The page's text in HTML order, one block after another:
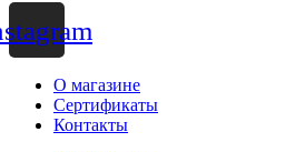
О магазине
Сертификаты
Контакты